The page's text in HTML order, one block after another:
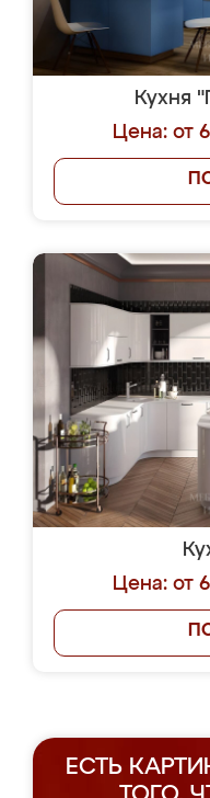
Кухня
Цена: от
Цена: от
ЕСТЬ